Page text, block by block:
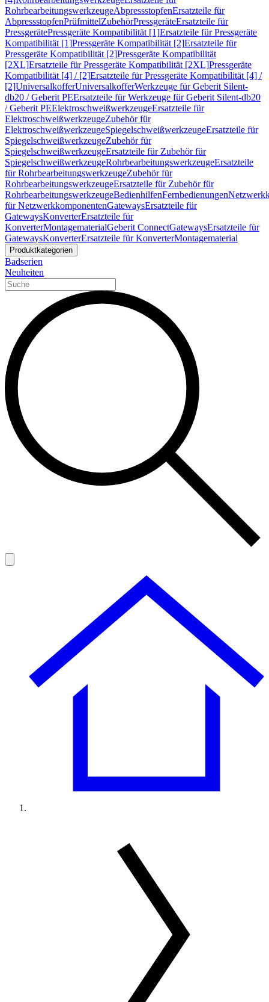
RohrbearbeitungswerkzeugeAbpressstopfenErsatzteile für
AbpressstopfenPrüfmittelZubehörPressgeräteErsatzteile für
PressgerätePressgeräte Kompatibilität [1]Ersatzteile für Pressgeräte
Kompatibilität [1]Pressgeräte Kompatibilität [2]Ersatzteile für
Pressgeräte Kompatibilität [2]Pressgeräte Kompatibilität
[2XL]Ersatzteile für Pressgeräte Kompatibilität [2XL]Pressgeräte
Kompatibilität [4] / [2]Ersatzteile für Pressgeräte Kompatibilität [4] /
[2]UniversalkofferUniversalkofferWerkzeuge für Geberit Silent-
db20 / Geberit PEErsatzteile für Werkzeuge für Geberit Silent-db20
/ Geberit PEElektroschweißwerkzeugeErsatzteile für
ElektroschweißwerkzeugeZubehör für
ElektroschweißwerkzeugeSpiegelschweißwerkzeugeErsatzteile für
SpiegelschweißwerkzeugeZubehör für
SpiegelschweißwerkzeugeErsatzteile für Zubehör für
SpiegelschweißwerkzeugeRohrbearbeitungswerkzeugeErsatzteile
für RohrbearbeitungswerkzeugeZubehör für
RohrbearbeitungswerkzeugeErsatzteile für Zubehör für
RohrbearbeitungswerkzeugeBedienhilfenFernbedienungen
für NetzwerkkomponentenGatewaysErsatzteile für
GatewaysKonverterErsatzteile für
KonverterMontagematerialGeberit ConnectGatewaysErsatzteile für
GatewaysKonverterErsatzteile für KonverterMontagematerial
Produktkategorien
Badserien
Neuheiten